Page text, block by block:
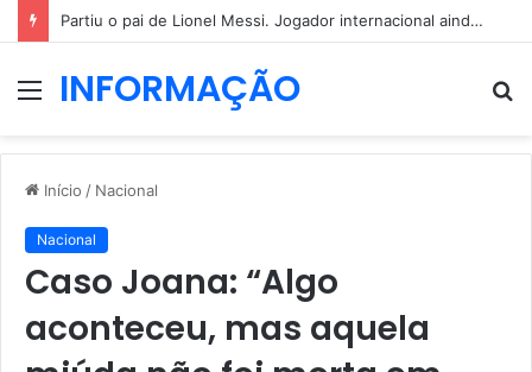
Partiu o pai de Lionel Messi. Jogador internacional ainda não reagiu
MenuINFORMAÇÃO
Início / Nacional
Nacional
Caso Joana: “Algo
aconteceu, mas aquela